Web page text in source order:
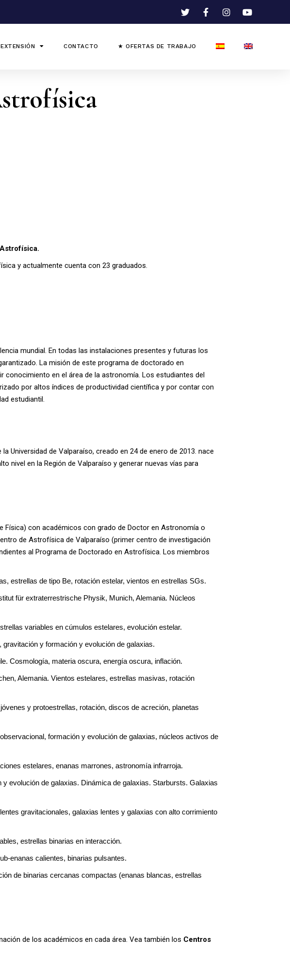
EXTENSIÓN CONTACTO ★ OFERTAS DE TRABAJO
y actualmente cuenta con 23 graduados.
mundial. En todas las instalaciones presentes y futuras los
La misión de este programa de doctorado en
en el área de la astronomía. Los estudiantes del
por altos índices de productividad científica y por contar con
estudiantil.
Universidad de Valparaíso, creado en 24 de enero de 2013. nace
nivel en la Región de Valparaíso y generar nuevas vías para
Física) con académicos con grado de Doctor en Astronomía o
de Astrofísica de Valparaíso (primer centro de investigación
al Programa de Doctorado en Astrofísica. Los miembros
estrellas de tipo Be, rotación estelar, vientos en estrellas SGs.
für extraterrestrische Physik, Munich, Alemania. Núcleos
variables en cúmulos estelares, evolución estelar.
y formación y evolución de galaxias.
Cosmología, materia oscura, energía oscura, inflación.
Alemania. Vientos estelares, estrellas masivas, rotación
y protoestrellas, rotación, discos de acreción, planetas
formación y evolución de galaxias, núcleos activos de
estelares, enanas marrones, astronomía infrarroja.
evolución de galaxias. Dinámica de galaxias. Starbursts. Galaxias
gravitacionales, galaxias lentes y galaxias con alto corrimiento
estrellas binarias en interacción.
enanas calientes, binarias pulsantes.
de binarias cercanas compactas (enanas blancas, estrellas
de los académicos en cada área. Vea también los Centros